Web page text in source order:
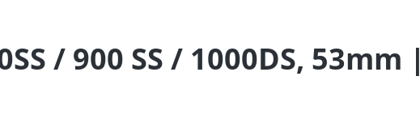
/ 900 SS / 1000DS, 53mm |